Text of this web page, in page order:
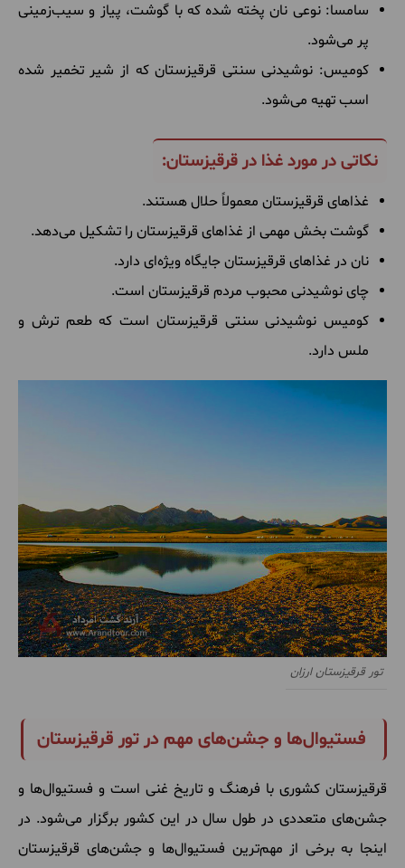
سامسا: نوعی نان پخته شده که با گوشت، پیاز و سیب‌زمینی
پر می‌شود.
کومیس: نوشیدنی سنتی قرقیزستان که از شیر تخمیر شده
اسب تهیه می‌شود.
نکاتی در مورد غذا در قرقیزستان:
غذاهای قرقیزستان معمولاً حلال هستند.
گوشت بخش مهمی از غذاهای قرقیزستان را تشکیل می‌دهد.
نان در غذاهای قرقیزستان جایگاه ویژه‌ای دارد.
چای نوشیدنی محبوب مردم قرقیزستان است.
کومیس نوشیدنی سنتی قرقیزستان است که طعم ترش و
ملس دارد.
تور قرقیزستان ارزان
فستیوال‌ها و جشن‌های مهم در تور قرقیزستان
قرقیزستان کشوری با فرهنگ و تاریخ غنی است و فستیوال‌ها و
جشن‌های متعددی در طول سال در این کشور برگزار می‌شود. در
اینجا به برخی از مهم‌ترین فستیوال‌ها و جشن‌های قرقیزستان